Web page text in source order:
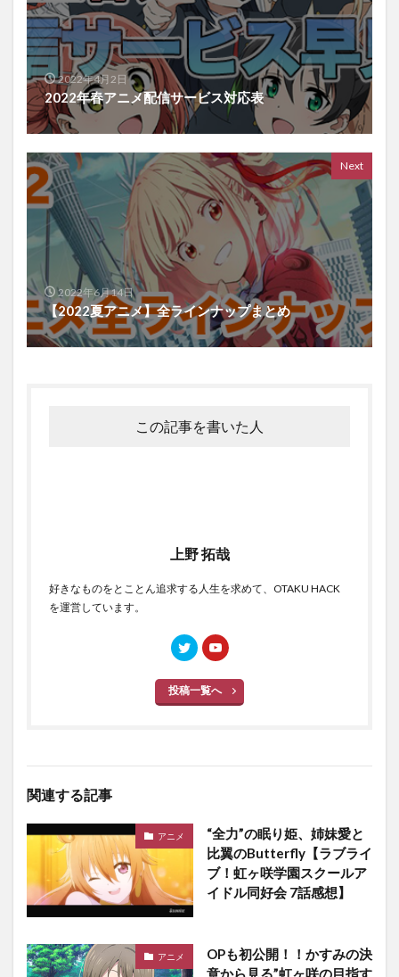
2022年4月2日
2022年春アニメ配信サービス対応表
Next
2022年6月14日
【2022夏アニメ】全ラインナップまとめ
この記事を書いた人
上野 拓哉
好きなものをとことん追求する人生を求めて、OTAKU HACK
を運営しています。
投稿一覧へ
関連する記事
アニメ
“全力”の眠り姫、姉妹愛と
比翼のButterfly【ラブライ
ブ！虹ヶ咲学園スクールア
イドル同好会 7話感想】
アニメ
OPも初公開！！かすみの決
意から見る”虹ヶ咲の目指す